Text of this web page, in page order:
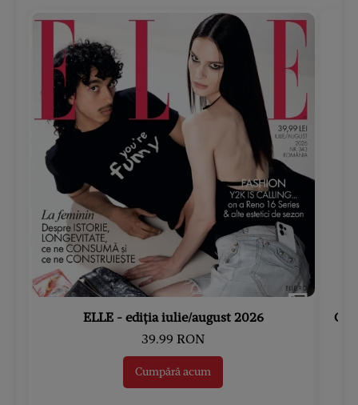
ELLE - ediția iulie/august 2026
39.99 RON
Cumpără acum